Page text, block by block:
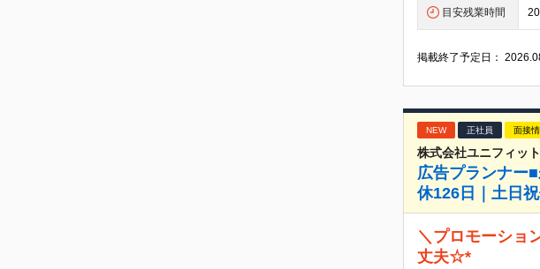
目安残業時間
掲載終了予定日：
NEW 正社員 面接
株式会社ユニフィット
広告プランナー
休126日｜土日
＼プロモーショ
丈夫☆*